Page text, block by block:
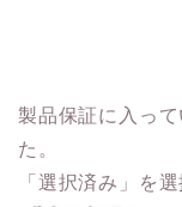
製品保証に入っ
た。
「選択済み」を選